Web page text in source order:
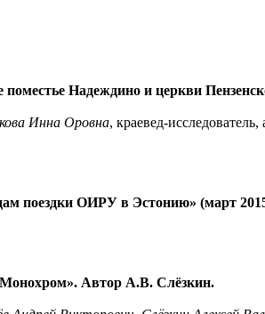
Надеждино и церкви
Инна Оровна, краевед-
поездки ОИРУ в Эстонию» (март
Автор А.В. Слёзкин.